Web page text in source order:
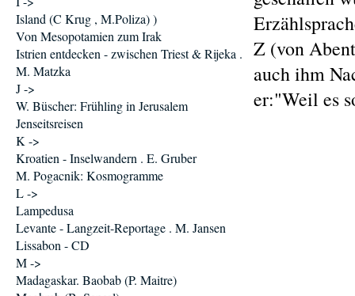
Z (von
auch ihm
er:"Weil es
Island (C Krug , M.Poliza) )
Von Mesopotamien zum Irak
Istrien entdecken - zwischen Triest & Rijeka .
M. Matzka
J ->
W. Büscher: Frühling in Jerusalem
Jenseitsreisen
K ->
Kroatien - Inselwandern . E. Gruber
M. Pogacnik: Kosmogramme
L ->
Lampedusa
Levante - Langzeit-Reportage . M. Jansen
Lissabon - CD
M ->
Madagaskar. Baobab (P. Maitre)